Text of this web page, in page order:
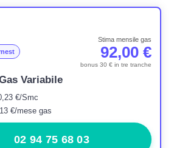
Variabile
Stima mensile gas
92,00 €
bonus 30 € in tre tranche
€/Smc
13 €/mese gas
02 94 75 68 03